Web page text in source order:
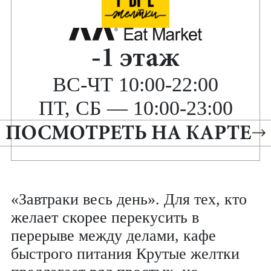
-1 этаж
ВС-ЧТ 10:00-22:00
ПТ, СБ — 10:00-23:00
ПОСМОТРЕТЬ НА КАРТЕ
«Завтраки весь день». Для тех, кто
желает скорее перекусить в
перерыве между делами, кафе
быстрого питания Крутые желтки